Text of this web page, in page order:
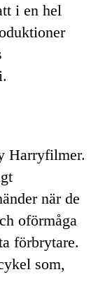
i en hel
Harryfilmer.
när de
oförmåga
förbrytare.
som,